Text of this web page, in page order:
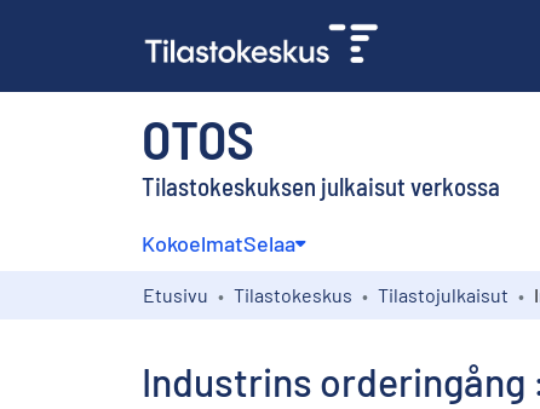
OTOS
Tilastokeskuksen julkaisut verkossa
KokoelmatSelaa
Etusivu Tilastokeskus Tilastojulkaisut
Industrins orderingång